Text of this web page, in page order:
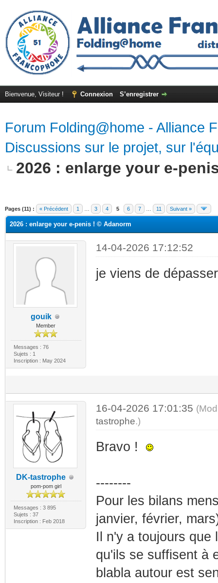
Bienvenue, Visiteur ! Connexion S’enregistrer
Forum Folding@home - Alliance
Discussions sur le projet, sur
2026 : enlarge your e-
Pages (11) : « Précédent 1 3 4 5 6 7 11 Suivant »
2026 : enlarge your e-penis ! © Adanorm
gouik
Member
Messages : 76
Sujets : 1
Inscription : May 2024
14-04-2026 17:12:52
je viens de
DK-tastrophe
pom-pom girl
Messages : 3 895
Sujets : 37
Inscription : Feb 2018
16-04-2026 17:01:35
tastrophe.)
Bravo !
--------
Pour les bilans
janvier, février,
Il n'y a toujours que
qu'ils se suffisent à
blabla autour est